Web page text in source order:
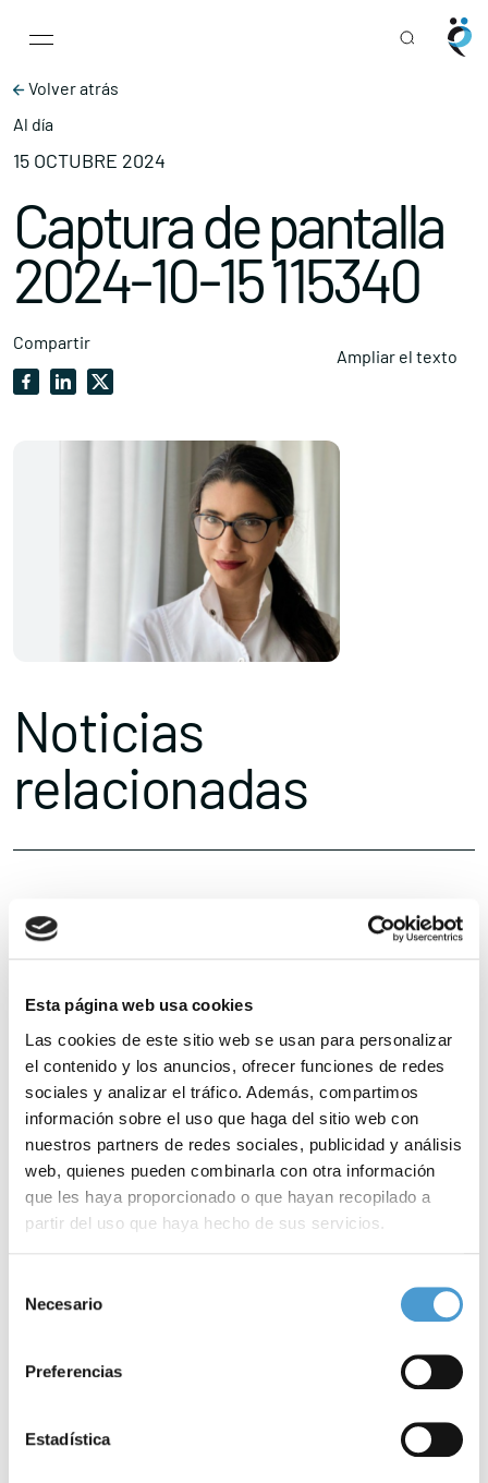
Esta página web usa cookies
Las cookies de este sitio web se usan para personalizar
el contenido y los anuncios, ofrecer funciones de redes
sociales y analizar el tráfico. Además, compartimos
información sobre el uso que haga del sitio web con
nuestros partners de redes sociales, publicidad y análisis
web, quienes pueden combinarla con otra información
que les haya proporcionado o que hayan recopilado a
partir del uso que haya hecho de sus servicios.
de cookies
Necesario
Preferencias
Estadística
Main Navigation
Volver atrás
Al día
15 OCTUBRE 2024
Captura de pantalla
2024-10-15 115340
Compartir
Ampliar el texto
Noticias
relacionadas
15 OCTUBRE, 2024 DE INTERÉS